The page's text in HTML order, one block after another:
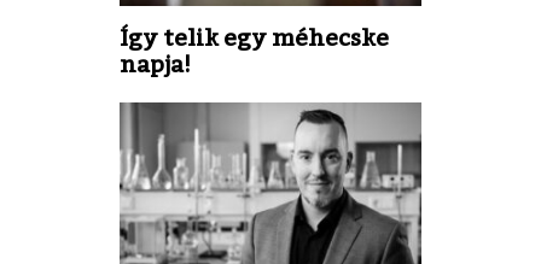
Így telik egy méhecske
napja!